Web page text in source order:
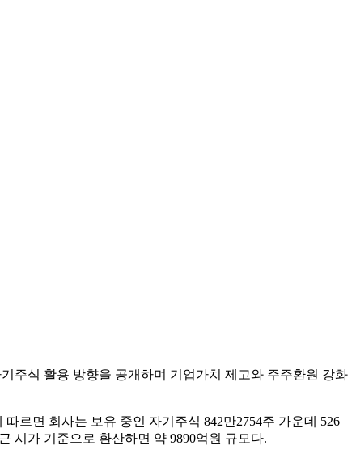
주식 활용 방향을 공개하며 기업가치 제고와 주주환원 강화
르면 회사는 보유 중인 자기주식 842만2754주 가운데 526
시가 기준으로 환산하면 약 9890억원 규모다.